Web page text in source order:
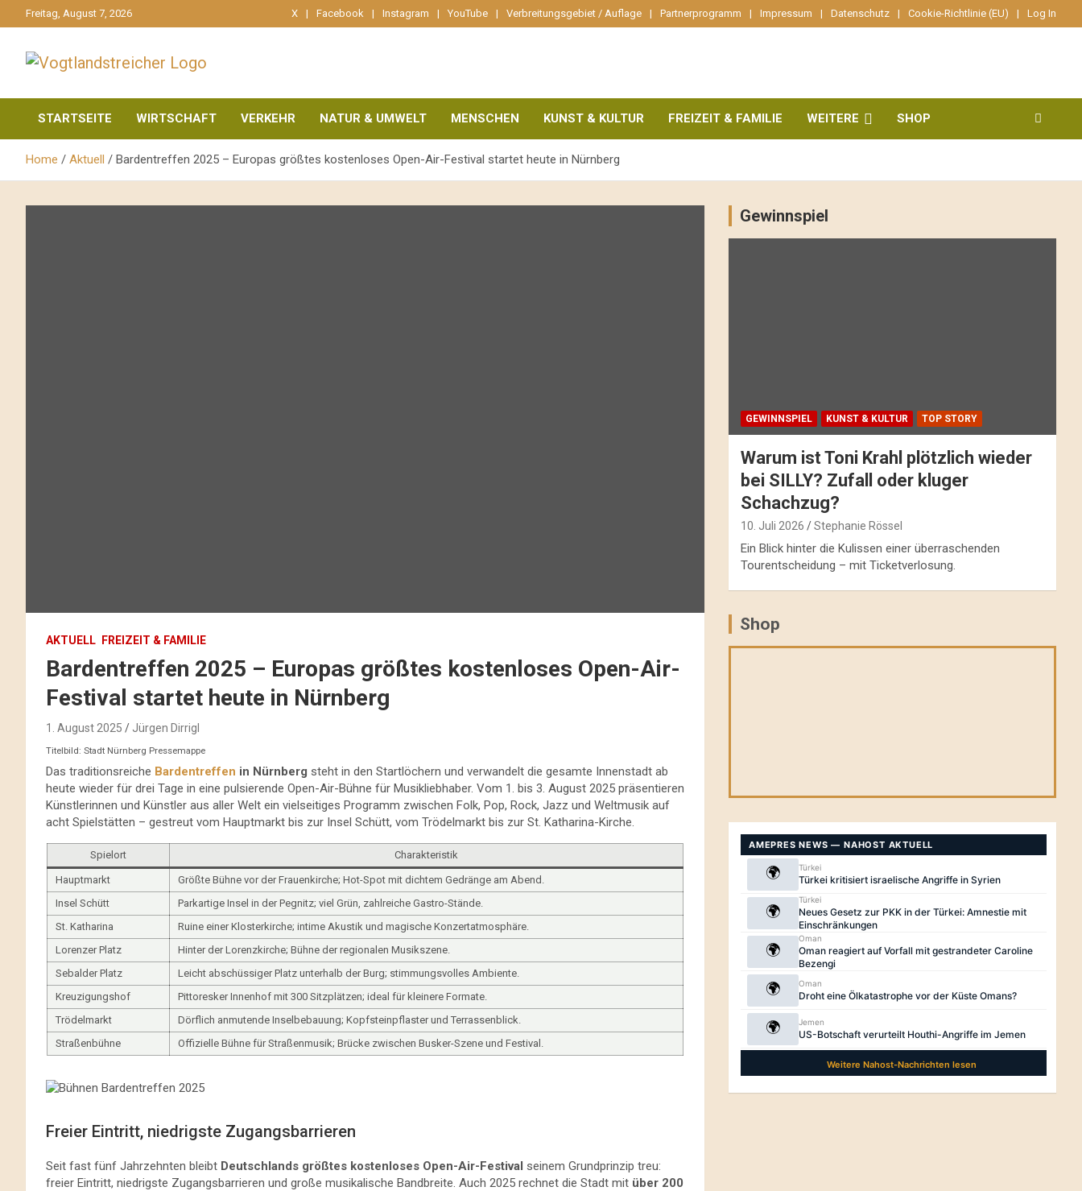
zum
Freitag, August 7, 2026 X Facebook Instagram YouTube Verbreitungsgebiet / Auflage Partnerprogramm Impressum Datenschutz Cookie-Richtlinie (EU) Log In
Vogtlandstreicher
STARTSEITE WIRTSCHAFT VERKEHR NATUR & UMWELT MENSCHEN KUNST & KULTUR FREIZEIT & FAMILIE WEITERE SHOP
Home Aktuell Bardentreffen 2025 – Europas größtes kostenloses Open-Air-Festival startet heute in Nürnberg
AKTUELL FREIZEIT & FAMILIE
Bardentreffen 2025 – Europas größtes kostenloses Open-Air-
Festival startet heute in Nürnberg
1. August 2025 Jürgen Dirrigl
Titelbild: Stadt Nürnberg Pressemappe
Das traditionsreiche Bardentreffen in Nürnberg steht in den Startlöchern und verwandelt die gesamte Innenstadt ab
heute wieder für drei Tage in eine pulsierende Open-Air-Bühne für Musikliebhaber. Vom 1. bis 3. August 2025 präsentieren
Künstlerinnen und Künstler aus aller Welt ein vielseitiges Programm zwischen Folk, Pop, Rock, Jazz und Weltmusik auf
acht Spielstätten – gestreut vom Hauptmarkt bis zur Insel Schütt, vom Trödelmarkt bis zur St. Katharina-Kirche.
Spielort Charakteristik
Hauptmarkt
Größte Bühne vor der Frauenkirche; Hot-Spot mit dichtem Gedränge am Abend.
Insel Schütt
Parkartige Insel in der Pegnitz; viel Grün, zahlreiche Gastro-Stände.
St. Katharina
Ruine einer Klosterkirche; intime Akustik und magische Konzertatmosphäre.
Lorenzer Platz
Hinter der Lorenzkirche; Bühne der regionalen Musikszene.
Sebalder Platz
Leicht abschüssiger Platz unterhalb der Burg; stimmungsvolles Ambiente.
Kreuzigungshof
Pittoresker Innenhof mit 300 Sitzplätzen; ideal für kleinere Formate.
Trödelmarkt
Dörflich anmutende Inselbebauung; Kopfsteinpflaster und Terrassenblick.
Straßenbühne
Offizielle Bühne für Straßenmusik; Brücke zwischen Busker-Szene und Festival.
Freier Eintritt, niedrigste Zugangsbarrieren
Seit fast fünf Jahrzehnten bleibt Deutschlands größtes kostenloses Open-Air-Festival seinem Grundprinzip treu:
freier Eintritt, niedrigste Zugangsbarrieren und große musikalische Bandbreite. Auch 2025 rechnet die Stadt mit über 200
Gewinnspiel
GEWINNSPIEL KUNST & KULTUR TOP STORY
Warum ist Toni Krahl plötzlich wieder
bei SILLY? Zufall oder kluger
Schachzug?
10. Juli 2026 Stephanie Rössel
Ein Blick hinter die Kulissen einer überraschenden
Tourentscheidung – mit Ticketverlosung.
Shop